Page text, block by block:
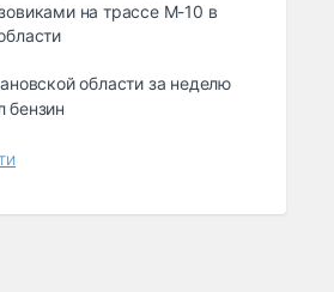
на трассе М-10 в
области за неделю
бензин